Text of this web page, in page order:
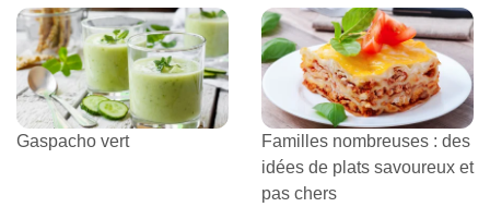
Gaspacho vert
Familles nombreuses : des
idées de plats savoureux et
pas chers